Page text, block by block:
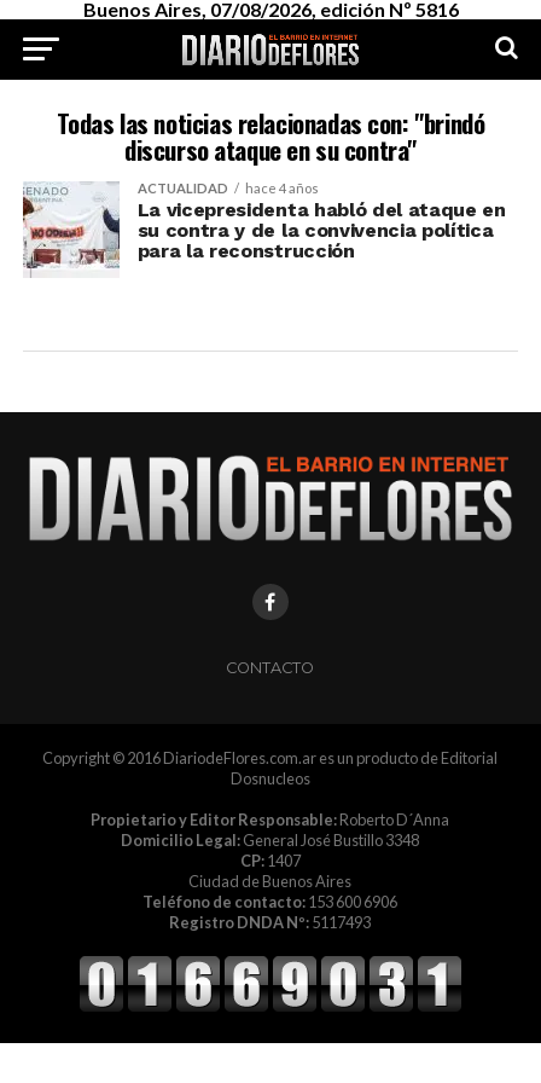
Buenos Aires, 07/08/2026, edición Nº 5816
Todas las noticias relacionadas con: "brindó
discurso ataque en su contra"
ACTUALIDAD hace 4 años
La vicepresidenta habló del ataque en
su contra y de la convivencia política
para la reconstrucción
CONTACTO
Copyright © 2016 DiariodeFlores.com.ar es un producto de Editorial
Dosnucleos
Propietario y Editor Responsable:Roberto D´Anna
Domicilio Legal:General José Bustillo 3348
CP:1407
Ciudad de Buenos Aires
Teléfono de contacto:153 600 6906
Registro DNDA Nº:5117493